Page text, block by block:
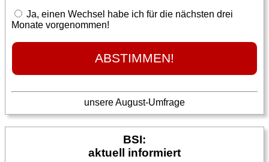
Ja, einen Wechsel habe ich für die nächsten drei
Monate vorgenommen!
unsere August-Umfrage
BSI:
aktuell informiert